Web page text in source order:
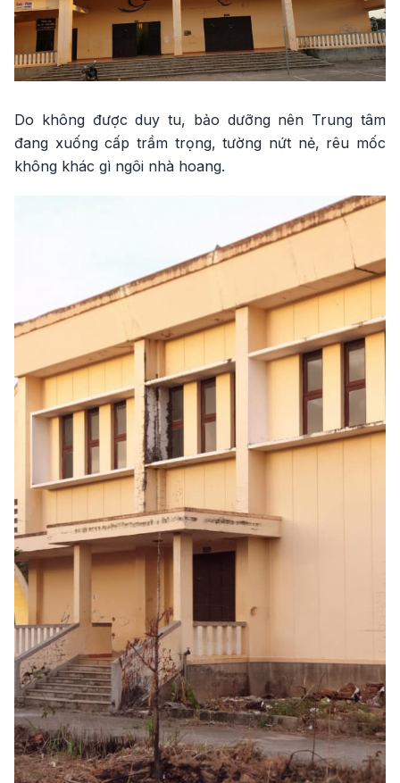
Do không được duy tu, bảo dưỡng nên Trung tâm
đang xuống cấp trầm trọng, tường nứt nẻ, rêu mốc
không khác gì ngôi nhà hoang.